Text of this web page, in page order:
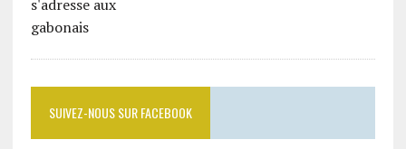
SUIVEZ-NOUS SUR FACEBOOK